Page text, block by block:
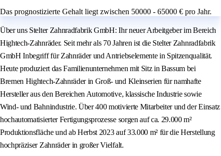
Das prognostizierte Gehalt liegt zwischen 50000 - 65000 € pro Jahr.
Über uns Stelter Zahnradfabrik GmbH: Ihr neuer Arbeitgeber im Bereich
Hightech-Zahnräder. Seit mehr als 70 Jahren ist die Stelter Zahnradfabrik
GmbH Inbegriff für Zahnräder und Antriebselemente in Spitzenqualität.
Heute produziert das Familienunternehmen mit Sitz in Bassum bei
Bremen Hightech-Zahnräder in Groß- und Kleinserien für namhafte
Hersteller aus den Bereichen Automotive, klassische Industrie sowie
Wind- und Bahnindustrie. Über 400 motivierte Mitarbeiter und der Einsatz
hochautomatisierter Fertigungsprozesse sorgen auf ca. 29.000 m²
Produktionsfläche und ab Herbst 2023 auf 33.000 m² für die Herstellung
hochpräziser Zahnräder in großer Vielfalt.